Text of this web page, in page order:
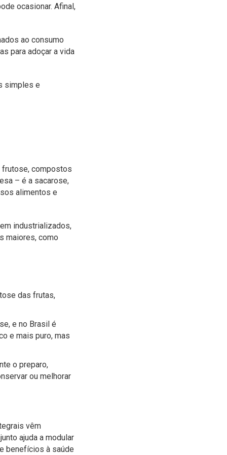
ocasionar. Afinal,
ao consumo
para adoçar a vida
simples e
frutose, compostos
– é a sacarose,
alimentos e
industrializados,
maiores, como
das frutas,
e no Brasil é
e mais puro, mas
o preparo,
ou melhorar
vêm
ajuda a modular
benefícios à saúde